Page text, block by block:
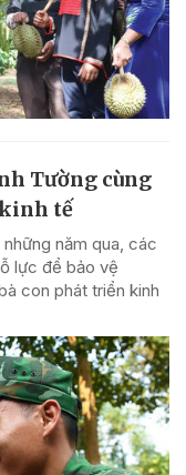
Tường cùng
tế
năm qua, các
lực để bảo vệ
con phát triển kinh